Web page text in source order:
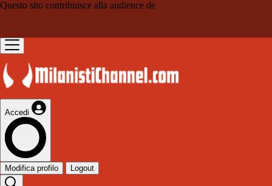
Questo sito contribuisce alla audience de
Accedi
Modifica profilo Logout